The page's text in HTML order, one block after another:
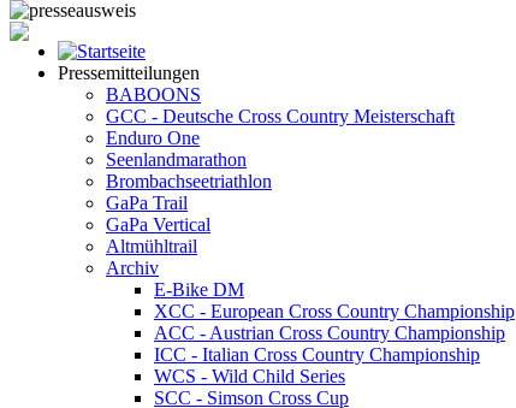
Pressemitteilungen
BABOONS
GCC - Deutsche Cross Country Meisterschaft
Enduro One
Seenlandmarathon
Brombachseetriathlon
GaPa Trail
GaPa Vertical
Altmühltrail
Archiv
E-Bike DM
XCC - European Cross Country Championship
ACC - Austrian Cross Country Championship
ICC - Italian Cross Country Championship
WCS - Wild Child Series
SCC - Simson Cross Cup